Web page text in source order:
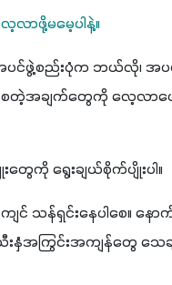
ာဖို့မမေ့ပါနဲ့။
ဖွဲ့စည်းပုံက ဘယ်လို၊ အပ
ချက်တွေကို လေ့လာပေး
တွေကို ရွေးချယ်စိုက်ပျိုးပါ။
င် သန်ရှင်းနေပါစေ။ န
ကြွင်းအကျန်တွေ သေချာစွ